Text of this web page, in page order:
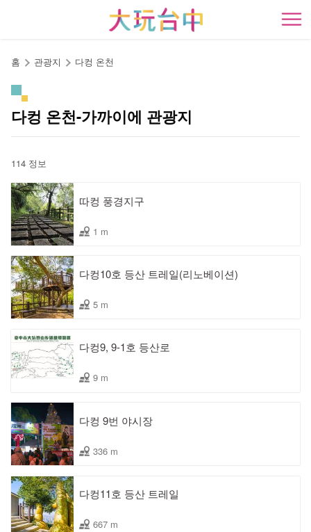
開
홈 관광지 다컹 온천
다컹 온천-가까이에 관광지
114 정보
따컹 풍경지구
1 m
다컹10호 등산 트레일(리노베이션)
5 m
다컹9, 9-1호 등산로
9 m
다컹 9번 야시장
336 m
다컹11호 등산 트레일
667 m